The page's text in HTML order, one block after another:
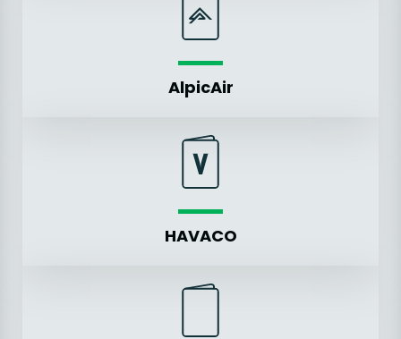
AlpicAir
HAVACO